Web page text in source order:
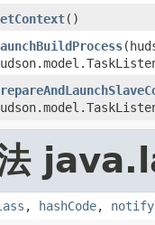
()
法
, hashCode, notify